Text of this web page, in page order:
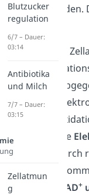
Während der
bei den
Elektronen
Bestimmte
Moleküle
nehmen
diese
werden dadurch
Zellatmung
Coenzyme
NAD+
Blutzucker
regulation
6/7 – Dauer:
03:14
Antibiotika
und Milch
7/7 – Dauer:
03:15
Zellatmun
g